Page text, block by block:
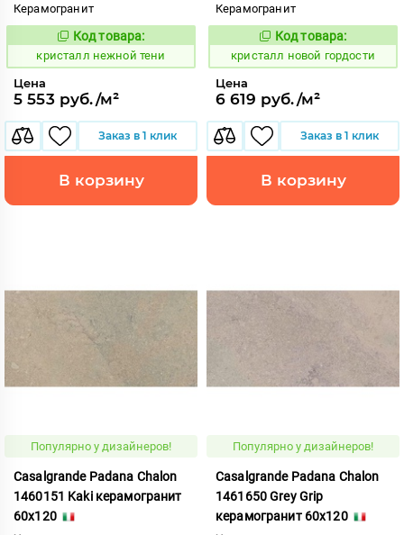
Керамогранит
820603
Код товара:
кристалл нежной тени
Цена
5 553 руб./м²
Заказ в 1 клик
В корзину
Керамогранит
820643
Код товара:
кристалл новой гордости
Цена
6 619 руб./м²
Заказ в 1 клик
В корзину
Популярно у дизайнеров!
Casalgrande Padana Chalon
1460151 Kaki керамогранит
60x120
Популярно у дизайнеров!
Casalgrande Padana Chalon
1461650 Grey Grip
керамогранит 60x120